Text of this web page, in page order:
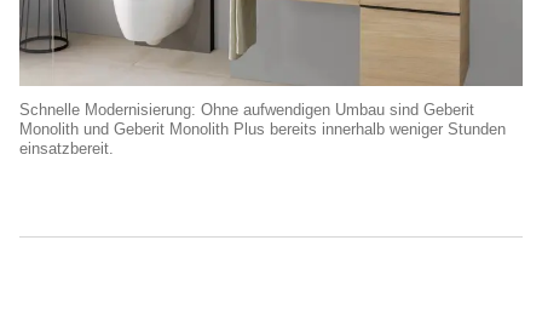
Schnelle Modernisierung: Ohne aufwendigen Umbau sind Geberit
Monolith und Geberit Monolith Plus bereits innerhalb weniger Stunden
einsatzbereit.